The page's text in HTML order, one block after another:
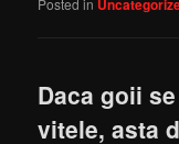
Daca goii
vitele, asta